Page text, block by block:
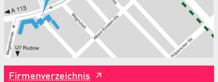
Firmenverzeichnis